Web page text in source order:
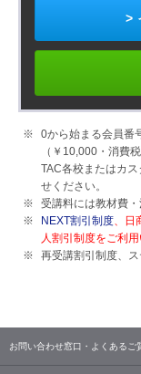
0から始まる会員番
（￥10,000・消費
TAC各校またはカ
せください。
受講料には教材費・
NEXT割引制度、日
人割引制度をご利用
再受講割引制度、ス
お問い合わせ窓口・よくあるご